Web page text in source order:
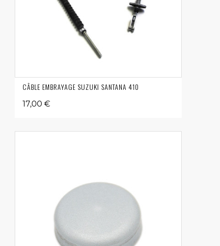
CÂBLE EMBRAYAGE SUZUKI SANTANA 410
17,00 €